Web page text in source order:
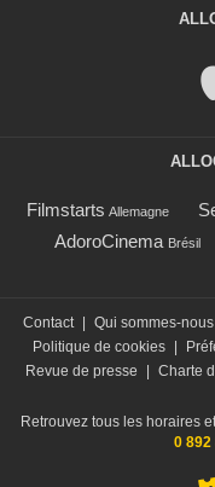
Filmstarts Allemagne
AdoroCinema Brésil
Contact | Qui sommes-nous
Politique de cookies |
Revue de presse
| Charte
Retrouvez tous les horaires
0 892